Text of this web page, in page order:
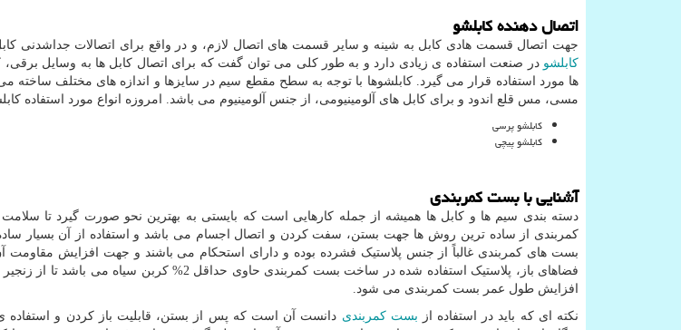
اتصال دهنده کابلشو
جهت اتصال قسمت هادی کابل به شینه و سایر قسمت های اتصال لازم، و در واقع برای اتصالات جداشدنی
کابلشو در صنعت استفاده ی زیادی دارد و به طور کلی می توان گفت که برای اتصال کابل ها به وسایل
ها مورد استفاده قرار می گیرد. کابلشوها با توجه به سطح مقطع سیم در سایزها و اندازه های مختلف ساخته
مسی، مس قلع اندود و برای کابل های آلومینیومی، از جنس آلومینیوم می باشد. امروزه انواع مورد استفاده
کابلشو پرسی
کابلشو پیچی
آشنایی با بست کمربندی
دسته بندی سیم ها و کابل ها همیشه از جمله کارهایی است که بایستی به بهترین نحو صورت گیرد تا
کمربندی از ساده ترین روش ها جهت بستن، سفت کردن و اتصال اجسام می باشد و استفاده از آن بسیار ساده
بست های کمربندی غالباً از جنس پلاستیک فشرده بوده و دارای استحکام می باشند و جهت افزایش مقاومت آن
فضاهای باز، پلاستیک استفاده شده در ساخت بست کمربندی حاوی
افزایش طول عمر بست کمربندی می شود.
نکته ای که باید در استفاده از بست کمربندی دانست آن است که پس از بستن، قابلیت باز کردن و استفاده